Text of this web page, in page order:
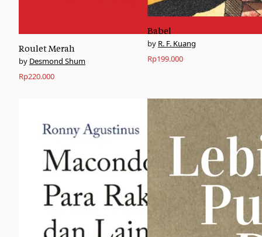
Roulet Merah
Desmond Shum
Rp220.000
Babel
R. F. Kuang
Rp199.000